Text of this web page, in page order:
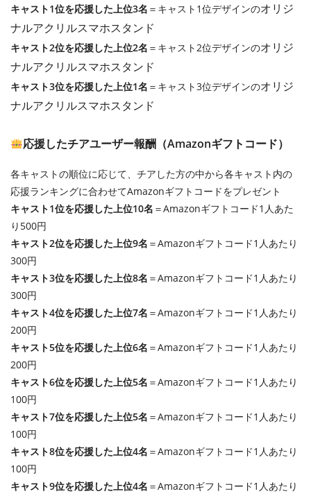
キャスト1位を応援した上位3名 ＝キャスト1位デザインのオリジ
ナルアクリルスマホスタンド
キャスト2位を応援した上位2名 ＝キャスト2位デザインのオリジ
ナルアクリルスマホスタンド
キャスト3位を応援した上位1名 ＝キャスト3位デザインのオリジ
ナルアクリルスマホスタンド
応援したチアユーザー報酬（Amazonギフトコード）
各キャストの順位に応じて、チアした方の中から各キャスト内の
応援ランキングに合わせてAmazonギフトコードをプレゼント
キャスト1位を応援した上位10名 ＝Amazonギフトコード1人あた
り500円
キャスト2位を応援した上位9名 ＝Amazonギフトコード1人あたり
300円
キャスト3位を応援した上位8名 ＝Amazonギフトコード1人あたり
300円
キャスト4位を応援した上位7名 ＝Amazonギフトコード1人あたり
200円
キャスト5位を応援した上位6名 ＝Amazonギフトコード1人あたり
200円
キャスト6位を応援した上位5名 ＝Amazonギフトコード1人あたり
100円
キャスト7位を応援した上位5名 ＝Amazonギフトコード1人あたり
100円
キャスト8位を応援した上位4名 ＝Amazonギフトコード1人あたり
100円
キャスト9位を応援した上位4名 ＝Amazonギフトコード1人あたり